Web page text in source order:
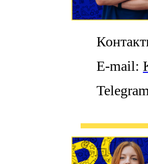
E-mail: